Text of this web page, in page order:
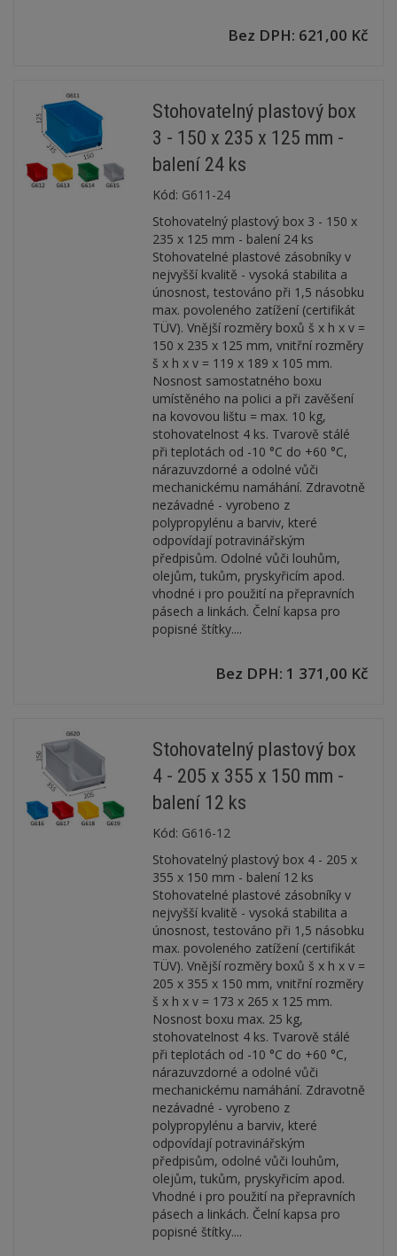
Bez DPH: 621,00 Kč
Stohovatelný plastový box
3 - 150 x 235 x 125 mm -
balení 24 ks
Kód: G611-24
Stohovatelný plastový box 3 - 150 x
235 x 125 mm - balení 24 ks
Stohovatelné plastové zásobníky v
nejvyšší kvalitě - vysoká stabilita a
únosnost, testováno při 1,5 násobku
max. povoleného zatížení (certifikát
TÜV). Vnější rozměry boxů š x h x v =
150 x 235 x 125 mm, vnitřní rozměry
š x h x v = 119 x 189 x 105 mm.
Nosnost samostatného boxu
umístěného na polici a při zavěšení
na kovovou lištu = max. 10 kg,
stohovatelnost 4 ks. Tvarově stálé
při teplotách od -10 °C do +60 °C,
nárazuvzdorné a odolné vůči
mechanickému namáhání. Zdravotně
nezávadné - vyrobeno z
polypropylénu a barviv, které
odpovídají potravinářským
předpisům. Odolné vůči louhům,
olejům, tukům, pryskyřicím apod.
vhodné i pro použití na přepravních
pásech a linkách. Čelní kapsa pro
popisné štítky....
Bez DPH: 1 371,00 Kč
Stohovatelný plastový box
4 - 205 x 355 x 150 mm -
balení 12 ks
Kód: G616-12
Stohovatelný plastový box 4 - 205 x
355 x 150 mm - balení 12 ks
Stohovatelné plastové zásobníky v
nejvyšší kvalitě - vysoká stabilita a
únosnost, testováno při 1,5 násobku
max. povoleného zatížení (certifikát
TÜV). Vnější rozměry boxů š x h x v =
205 x 355 x 150 mm, vnitřní rozměry
š x h x v = 173 x 265 x 125 mm.
Nosnost boxu max. 25 kg,
stohovatelnost 4 ks. Tvarově stálé
při teplotách od -10 °C do +60 °C,
nárazuvzdorné a odolné vůči
mechanickému namáhání. Zdravotně
nezávadné - vyrobeno z
polypropylénu a barviv, které
odpovídají potravinářským
předpisům, odolné vůči louhům,
olejům, tukům, pryskyřicím apod.
Vhodné i pro použití na přepravních
pásech a linkách. Čelní kapsa pro
popisné štítky....